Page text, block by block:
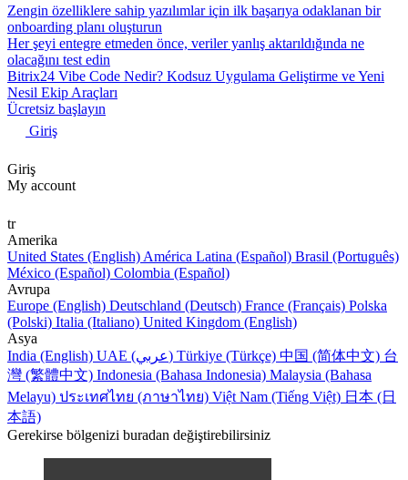
Zengin özelliklere sahip yazılımlar için ilk başarıya odaklanan bir
onboarding planı oluşturun
Her şeyi entegre etmeden önce, veriler yanlış aktarıldığında ne
olacağını test edin
Bitrix24 Vibe Code Nedir? Kodsuz Uygulama Geliştirme ve Yeni
Nesil Ekip Araçları
Ücretsiz başlayın
Giriş
Giriş
My account
tr
Amerika
United States (English) América Latina (Español) Brasil (Português)
México (Español) Colombia (Español)
Avrupa
Europe (English) Deutschland (Deutsch) France (Français) Polska
(Polski) Italia (Italiano) United Kingdom (English)
Asya
India (English)
UAE (عربي) Türkiye (Türkçe) 中国 (简体中文) 台
灣 (繁體中文) Indonesia (Bahasa Indonesia) Malaysia (Bahasa
Melayu) ประเทศไทย (ภาษาไทย) Việt Nam (Tiếng Việt) 日本 (日
本語)
Gerekirse bölgenizi buradan değiştirebilirsiniz